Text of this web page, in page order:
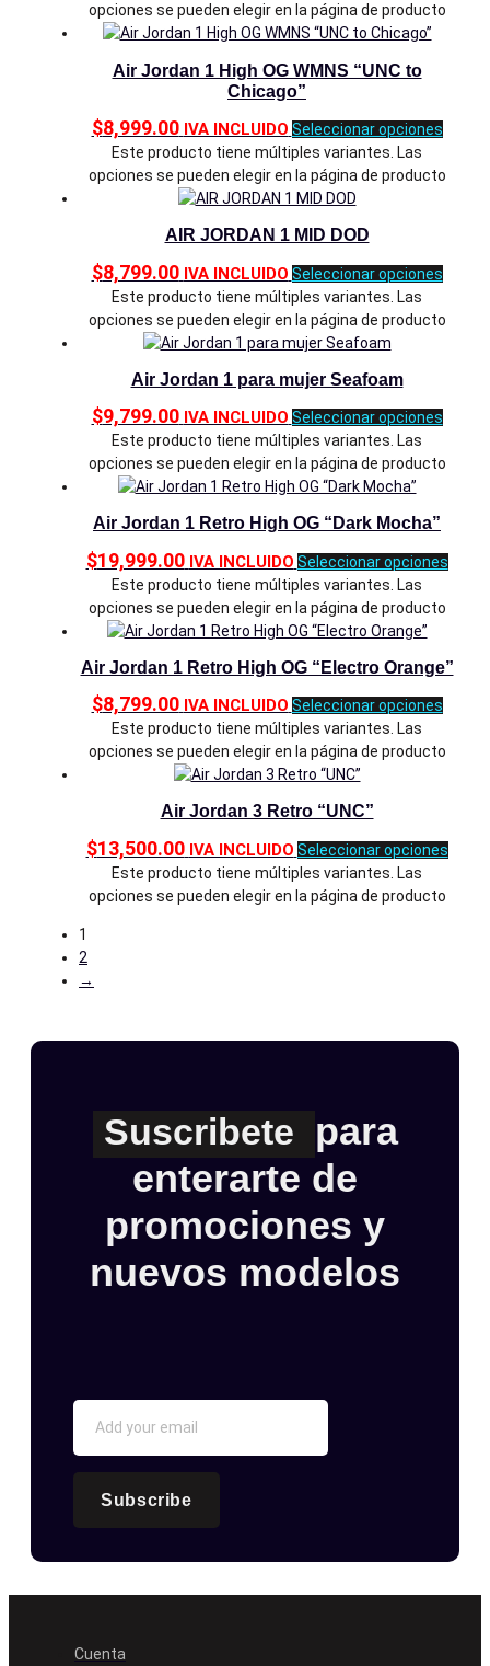
opciones se pueden elegir en la página de producto
Air Jordan 1 High OG WMNS “UNC to
Chicago”
$8,999.00 IVA INCLUIDO Seleccionar opciones
Este producto tiene múltiples variantes. Las
opciones se pueden elegir en la página de producto
AIR JORDAN 1 MID DOD
$8,799.00 IVA INCLUIDO Seleccionar opciones
Este producto tiene múltiples variantes. Las
opciones se pueden elegir en la página de producto
Air Jordan 1 para mujer Seafoam
$9,799.00 IVA INCLUIDO Seleccionar opciones
Este producto tiene múltiples variantes. Las
opciones se pueden elegir en la página de producto
Air Jordan 1 Retro High OG “Dark Mocha”
$19,999.00 IVA INCLUIDO Seleccionar opciones
Este producto tiene múltiples variantes. Las
opciones se pueden elegir en la página de producto
Air Jordan 1 Retro High OG “Electro Orange”
$8,799.00 IVA INCLUIDO Seleccionar opciones
Este producto tiene múltiples variantes. Las
opciones se pueden elegir en la página de producto
Air Jordan 3 Retro “UNC”
$13,500.00 IVA INCLUIDO Seleccionar opciones
Este producto tiene múltiples variantes. Las
opciones se pueden elegir en la página de producto
1
2
→
Suscribete para
enterarte de
promociones y
nuevos modelos
Subscribe
Cuenta